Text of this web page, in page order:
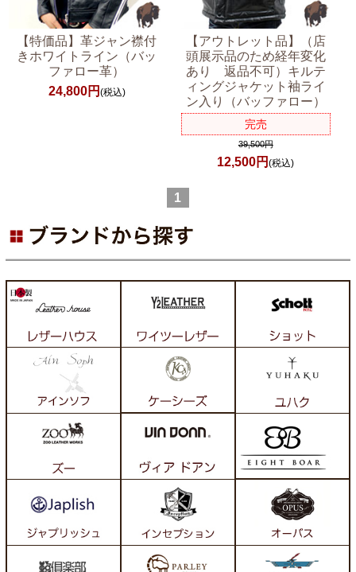
【特価品】革ジャン襟付
きホワイトライン（バッ
ファロー革）
24,800円 (税込)
【アウトレット品】（店
頭展示品のため経年変化
あり 返品不可）キルテ
ィングジャケット袖ライ
ン入り（バッファロー）
完売
39,500円
12,500円(税込)
1